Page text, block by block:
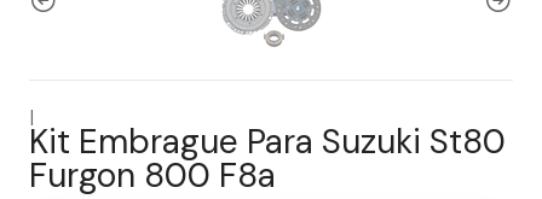
|
Kit Embrague Para Suzuki St80
Furgon 800 F8a